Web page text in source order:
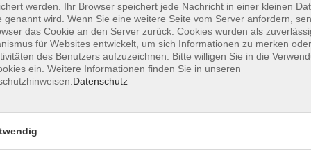
(excelbasiert), mit dem Sie anhand von
Immobilie analysieren. Das Modell wird den
Berechnungen zur Verfügung gestellt. An
des Verbraucherschutzes
einschätzen
werden. Ihr Browser speichert jede Nachricht in einer kleinen
genannt wird. Wenn Sie eine weitere Seite vom Server anfordern,
das Cookie an den Server zurück. Cookies wurden als
für Websites entwickelt, um sich Informationen zu merken
des Benutzers aufzuzeichnen. Bitte willigen Sie in die
ein. Weitere Informationen finden Sie in unseren
Datenschutz